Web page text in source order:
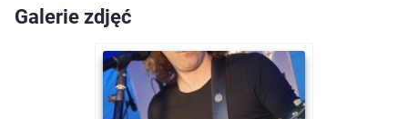
Galerie zdjęć